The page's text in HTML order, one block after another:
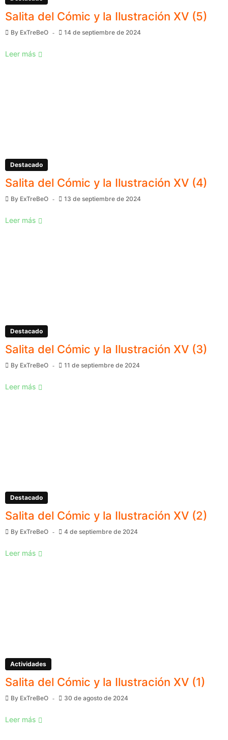
Salita del Cómic y la Ilustración XV (5)
By ExTreBeO 14 de septiembre de 2024
Leer más
Destacado
Salita del Cómic y la Ilustración XV (4)
By ExTreBeO 13 de septiembre de 2024
Leer más
Destacado
Salita del Cómic y la Ilustración XV (3)
By ExTreBeO 11 de septiembre de 2024
Leer más
Destacado
Salita del Cómic y la Ilustración XV (2)
By ExTreBeO 4 de septiembre de 2024
Leer más
Actividades
Salita del Cómic y la Ilustración XV (1)
By ExTreBeO 30 de agosto de 2024
Leer más